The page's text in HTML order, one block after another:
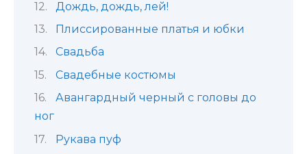
Дождь, дождь, лей!
Плиссированные платья и юбки
Свадьба
Свадебные костюмы
Авангардный черный с головы до
ног
Рукава пуф